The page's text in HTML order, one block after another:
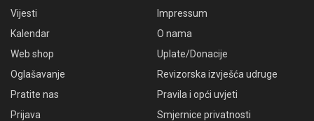
Vijesti
Kalendar
Web shop
Oglašavanje
Pratite nas
Prijava
Impressum
O nama
Uplate/Donacije
Revizorska izvješća udruge
Pravila i opći uvjeti
Smjernice privatnosti